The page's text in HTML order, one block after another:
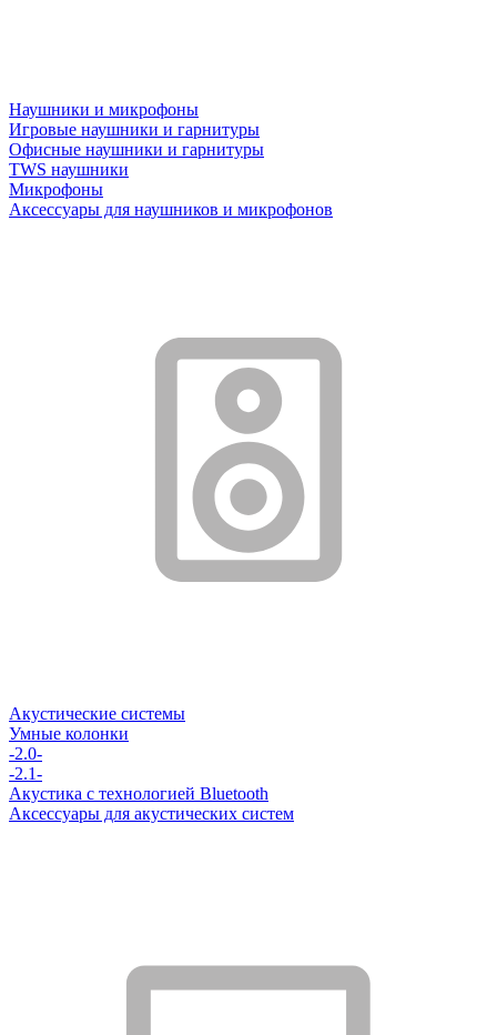
Наушники и микрофоны
Игровые наушники и гарнитуры
Офисные наушники и гарнитуры
TWS наушники
Микрофоны
Аксессуары для наушников и микрофонов
Акустические системы
Умные колонки
-2.0-
-2.1-
Акустика с технологией Bluetooth
Аксессуары для акустических систем